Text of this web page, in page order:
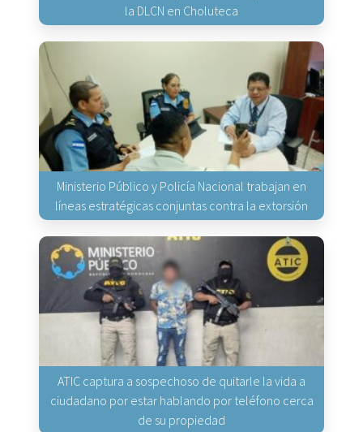
la DLCN en Choluteca
Ministerio Público y Policía Nacional trabajan en
líneas estratégicas conjuntas contra la extorsión
ATIC captura a sospechoso de quitarle la vida a
ciudadano por estar hablando por teléfono cerca
de su propiedad